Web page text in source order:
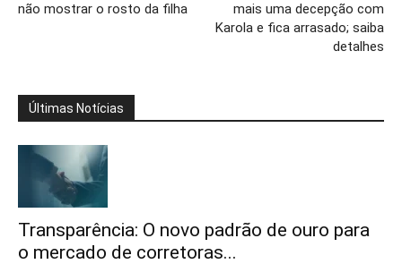
não mostrar o rosto da filha
mais uma decepção com
Karola e fica arrasado; saiba
detalhes
Últimas Notícias
Transparência: O novo padrão de ouro para
o mercado de corretoras...